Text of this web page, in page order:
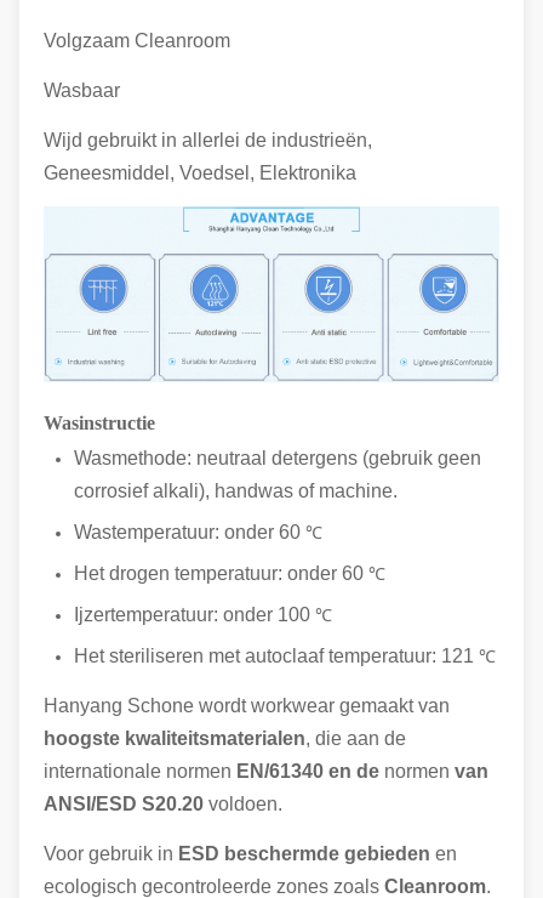
Volgzaam Cleanroom
Wasbaar
Wijd gebruikt in allerlei de industrieën,
Geneesmiddel, Voedsel, Elektronika
Wasinstructie
Wasmethode: neutraal detergens (gebruik geen
corrosief alkali), handwas of machine.
Wastemperatuur: onder 60 ℃
Het drogen temperatuur: onder 60 ℃
Ijzertemperatuur: onder 100 ℃
Het steriliseren met autoclaaf temperatuur: 121 ℃
Hanyang Schone wordt workwear gemaakt van
hoogste kwaliteitsmaterialen, die aan de
internationale normen EN/61340 en de normen van
ANSI/ESD S20.20 voldoen.
Voor gebruik in ESD beschermde gebieden en
ecologisch gecontroleerde zones zoals Cleanroom.